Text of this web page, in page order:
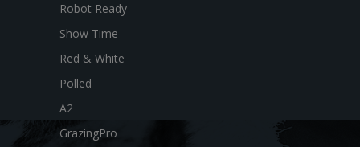
Robot Ready
Show Time
Red & White
Polled
A2
GrazingPro